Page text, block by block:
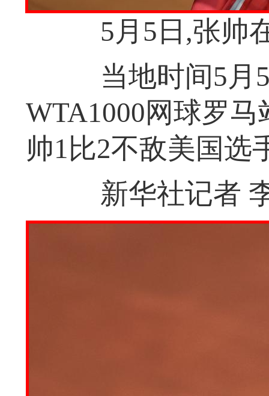
5月5日,张帅在
当地时间5月5
WTA1000网球罗
帅1比2不敌美国选
新华社记者